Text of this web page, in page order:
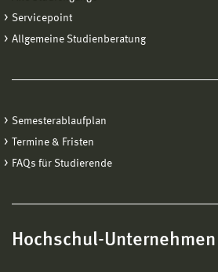
Servicepoint
Allgemeine Studienberatung
Semesterablaufplan
Termine & Fristen
FAQs für Studierende
Hochschul-Unternehmen